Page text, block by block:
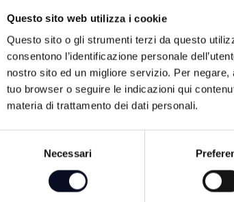
Questo sito web utilizza i cookie
Questo sito o gli strumenti terzi da questo
consentono l’identificazione personale
nostro sito ed un migliore servizio. Per
tuo browser o seguire le indicazioni qui
materia di trattamento dei dati personali.
Necessari
televisivo sull'’attualità made in
ma anche promozione del territorio e
IKEA PAOP -